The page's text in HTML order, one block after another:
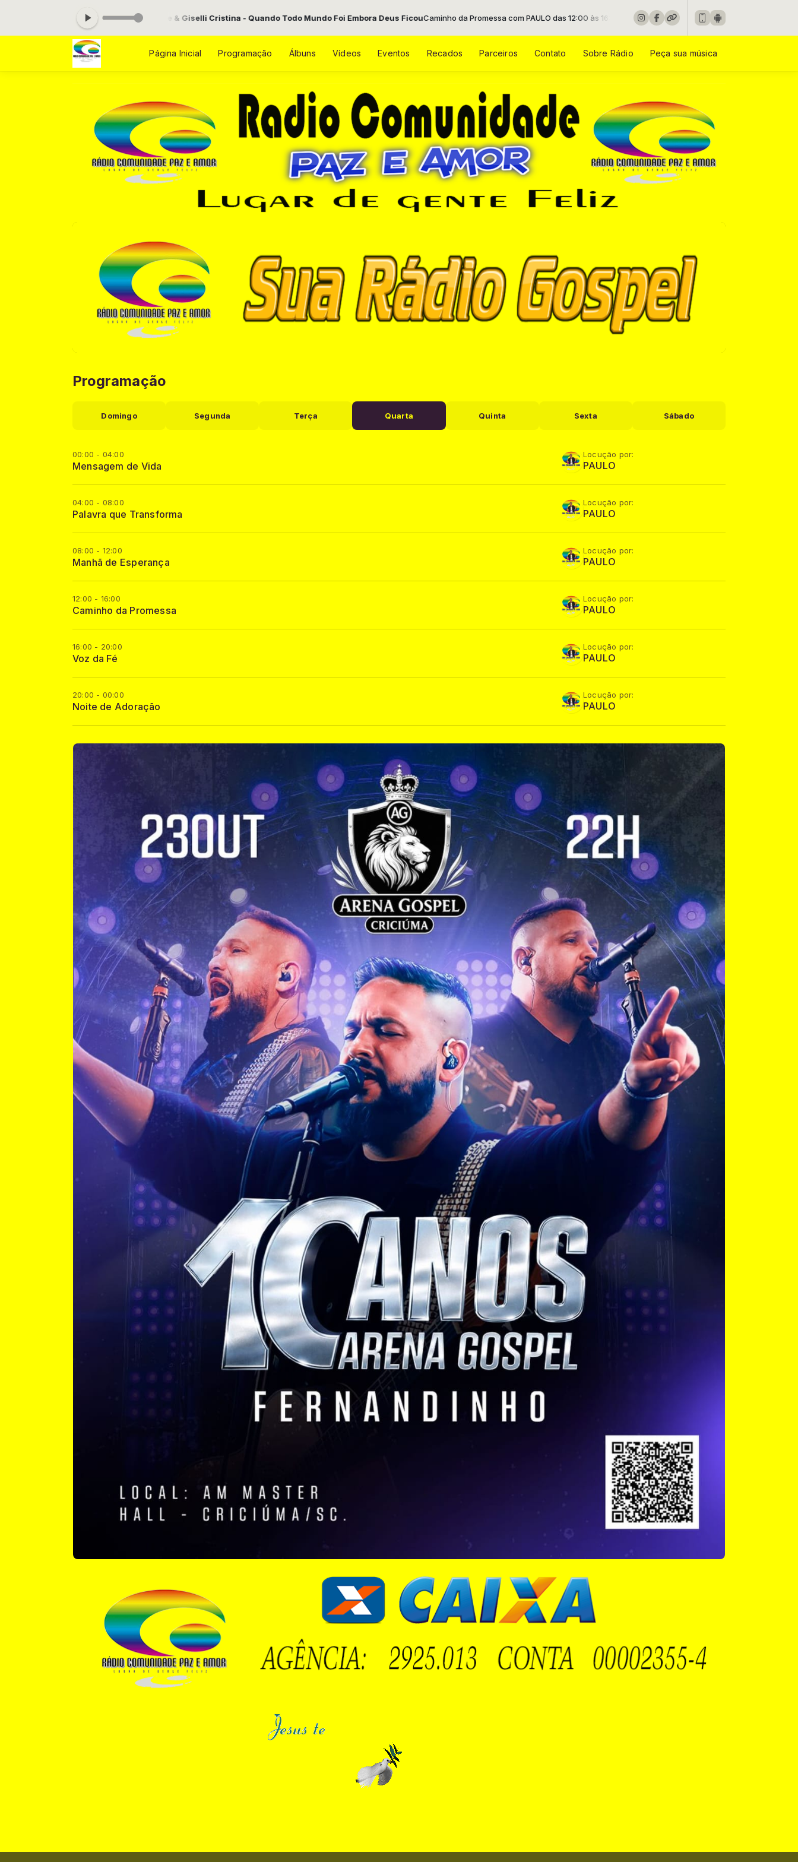
agora: Nicolas Henrique & Giselli Cristina - Quando Todo Mundo Foi Embora Deus FicouCaminho da Promessa com PAULO das 12:00 às 16:00 -Tocando agora: Nicolas Henrique & Giselli Cristina - Quando
Página Inicial Programação Álbuns Vídeos Eventos Recados Parceiros Contato Sobre Rádio Peça sua música
Programação
Domingo Segunda Terça Quarta Quinta Sexta Sábado
00:00 - 04:00
Mensagem de Vida
Locução por:
PAULO
04:00 - 08:00
Palavra que Transforma
Locução por:
PAULO
08:00 - 12:00
Manhã de Esperança
Locução por:
PAULO
12:00 - 16:00
Caminho da Promessa
Locução por:
PAULO
16:00 - 20:00
Voz da Fé
Locução por:
PAULO
20:00 - 00:00
Noite de Adoração
Locução por:
PAULO